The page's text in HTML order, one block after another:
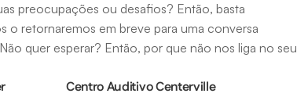
preocupações ou desafios? Então, basta
o retornaremos em breve para uma conversa
quer esperar? Então, por que não nos liga no seu
Centro Auditivo Centerville